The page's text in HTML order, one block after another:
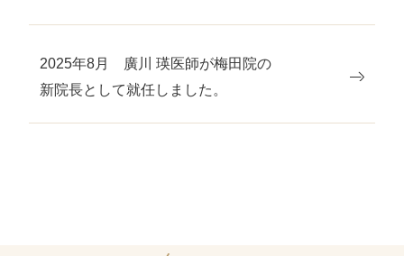
2025年8月 廣川 瑛医師が梅田院の
新院長として就任しました。